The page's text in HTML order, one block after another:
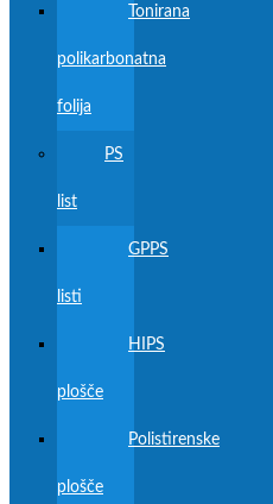
Tonirana
polikarbonatna
folija
PS
list
GPPS
listi
HIPS
plošče
Polistirenske
plošče